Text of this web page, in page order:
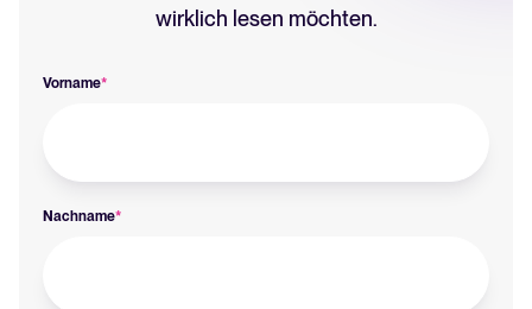
wirklich lesen möchten.
Vorname*
Nachname*